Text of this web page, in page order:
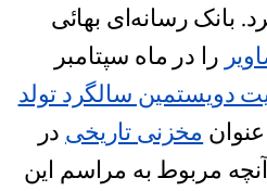
بانک رسانه‌ای بهائی
را در ماه سپتامبر
دویستمین سالگرد تولد
مخزنی تاریخی در
مربوط به مراسم این